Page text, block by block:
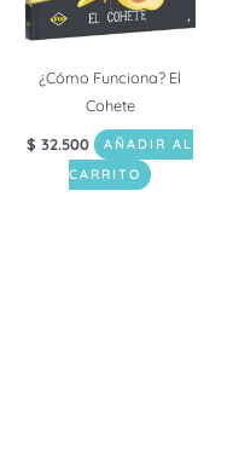
¿Cómo Funciona? El
Cohete
$ 32.500
AÑADIR AL
CARRITO